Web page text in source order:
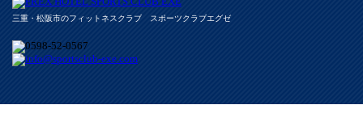
三重・松阪市のフィットネスクラブ スポーツクラブエグゼ